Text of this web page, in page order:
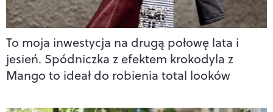
To moja inwestycja na drugą połowę lata i
jesień. Spódniczka z efektem krokodyla z
Mango to ideał do robienia total looków